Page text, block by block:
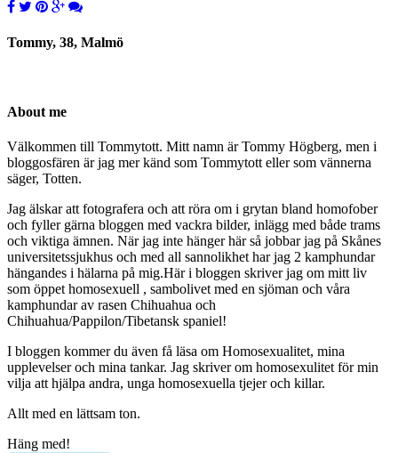
Tommy, 38, Malmö
About me
Välkommen till Tommytott. Mitt namn är Tommy Högberg, men i
bloggosfären är jag mer känd som Tommytott eller som vännerna
säger, Totten.
Jag älskar att fotografera och att röra om i grytan bland homofober
och fyller gärna bloggen med vackra bilder, inlägg med både trams
och viktiga ämnen. När jag inte hänger här så jobbar jag på Skånes
universitetssjukhus och med all sannolikhet har jag 2 kamphundar
hängandes i hälarna på mig.Här i bloggen skriver jag om mitt liv
som öppet homosexuell , sambolivet med en sjöman och våra
kamphundar av rasen Chihuahua och
Chihuahua/Pappilon/Tibetansk spaniel!
I bloggen kommer du även få läsa om Homosexualitet, mina
upplevelser och mina tankar. Jag skriver om homosexulitet för min
vilja att hjälpa andra, unga homosexuella tjejer och killar.
Allt med en lättsam ton.
Häng med!